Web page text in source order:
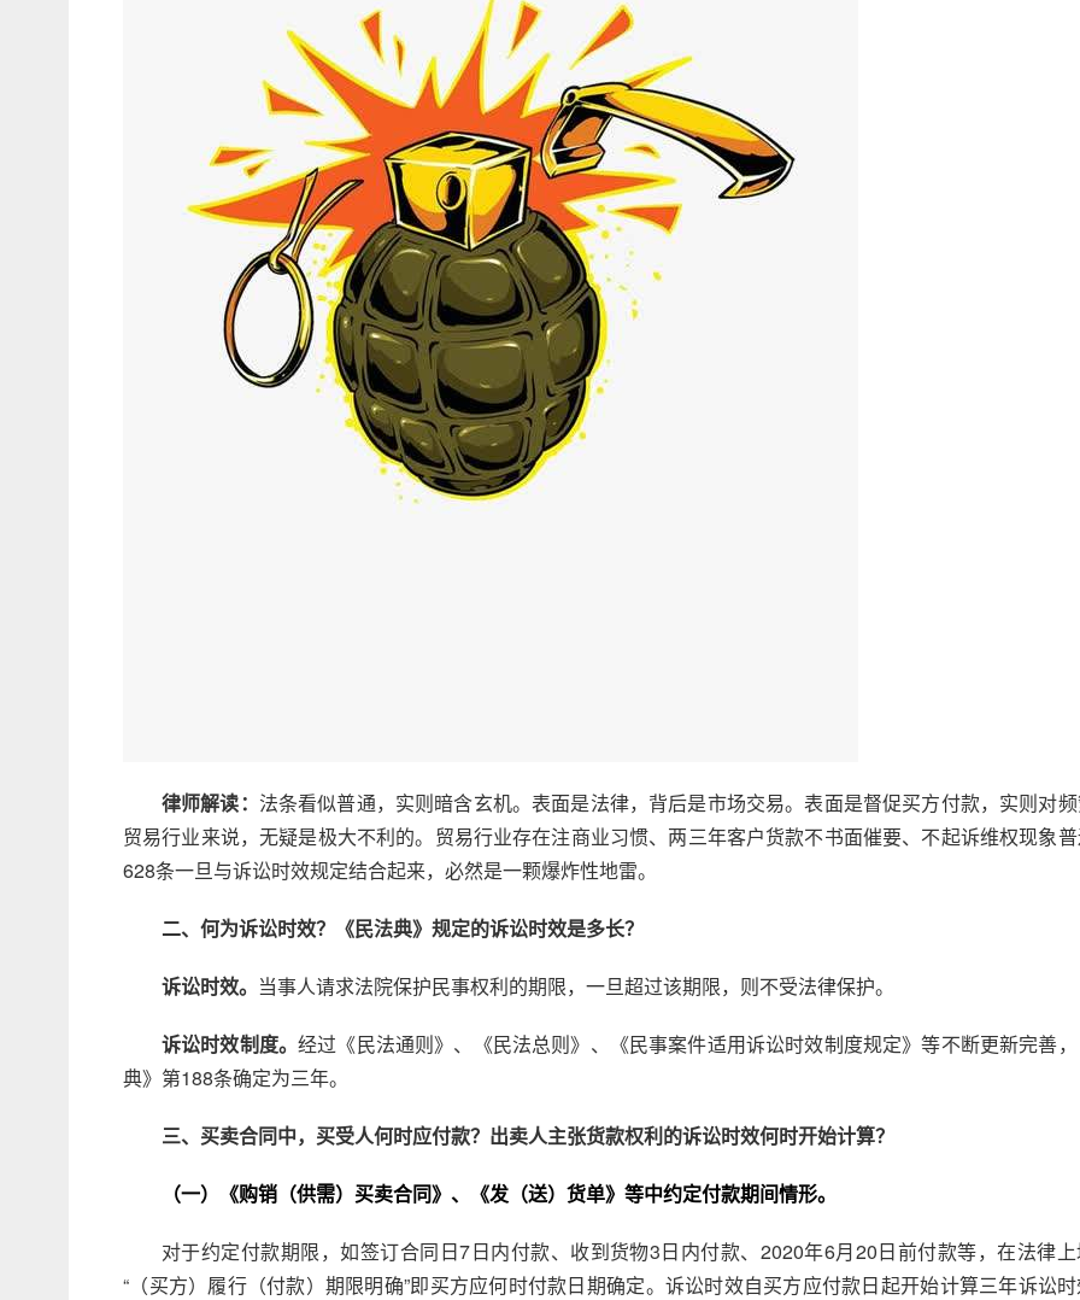
律师解读： 法条看似普通，实则暗含玄机。表面是法律，背后是市场交易。表面是督促买方付款，实则对
贸易行业来说，无疑是极大不利的。贸易行业存在注商业习惯、两三年客户货款不书面催要、不起诉维权现象
628条一旦与诉讼时效规定结合起来，必然是一颗爆炸性地雷。
二、何为诉讼时效？《民法典》规定的诉讼时效是多长？
诉讼时效。 当事人请求法院保护民事权利的期限，一旦超过该期限，则不受法律保护。
诉讼时效制度。经过《民法通则》、《民法总则》、《民事案件适用诉讼时效制度规定》等不断更新完善
典》第188条确定为三年。
三、买卖合同中，买受人何时应付款？ 出卖人主张货款权利的诉讼时效何时开始计算？
（一）《购销（供需）买卖合同》、《发（送）货单》等中约定付款期间情形。
对于约定付款期限，如签订合同日7日内付款、收到货物3日内付款、2020年6月20日前付款等，在法律
“（买方）履行（付款）期限明确”即买方应何时付款日期确定。诉讼时效自买方应付款日起开始计算三年诉讼